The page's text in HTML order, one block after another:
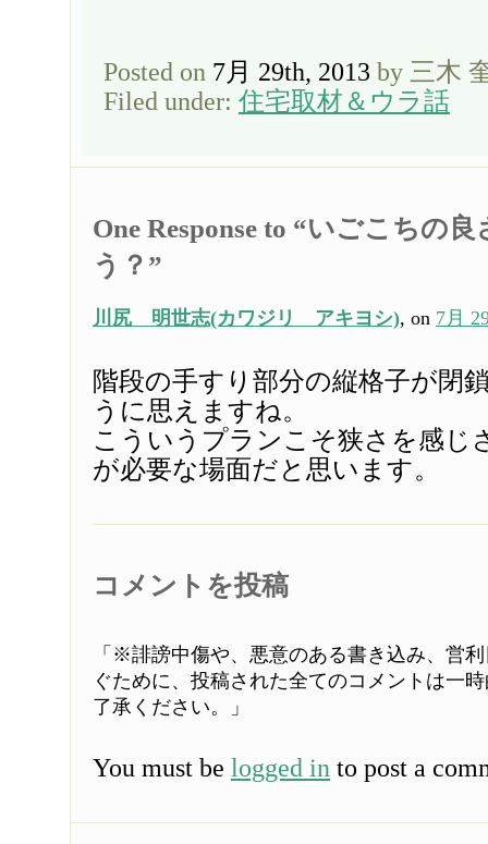
Posted on 7月 29th, 2013 by 三木
Filed under: 住宅取材＆ウラ話
One Response to “いごこちの
う？”
川尻 明世志(カワジリ アキヨシ), on 7月
階段の手すり部分の縦格子が閉
うに思えますね。
こういうプランこそ狭さを感じ
が必要な場面だと思います。
コメントを投稿
「※誹謗中傷や、悪意のある書き込み、営
ぐために、投稿された全てのコメントは一
了承ください。」
You must be logged in to post a